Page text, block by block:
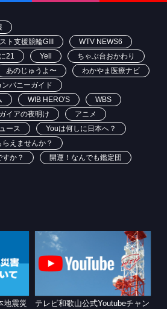
ト支援競輪GIII
WTV NEWS6
21 Yell
ちゃぶ台おかわり
あのじゅうよ〜
わかやま医療ナビ
ンパニーガイド
WIB HERO'S
WBS
ガイアの夜明け
アニメ
ース
Youは何しに日本へ？
えませんか？
か？
開運！なんでも鑑定団
地震災
テレビ和歌山公式Youtubeチャン